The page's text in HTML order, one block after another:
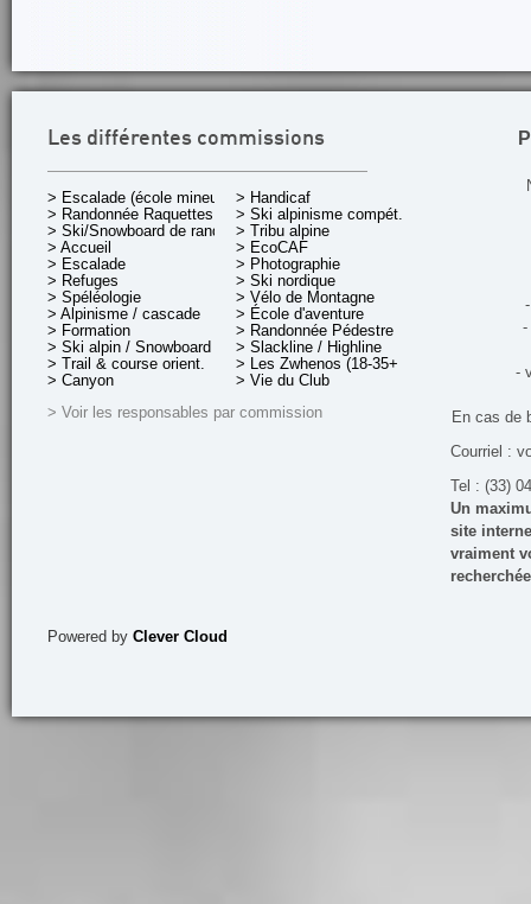
Les différentes commissions
> Escalade (école mineurs)
> Randonnée Raquettes
> Ski/Snowboard de rando.
> Accueil
> Escalade
> Refuges
> Spéléologie
> Alpinisme / cascade
> Formation
> Ski alpin / Snowboard
> Trail & course orient.
> Canyon
> Handicaf
> Ski alpinisme compét.
> Tribu alpine
> EcoCAF
> Photographie
> Ski nordique
> Vélo de Montagne
> École d'aventure
> Randonnée Pédestre
> Slackline / Highline
> Les Zwhenos (18-35+ ans)
> Vie du Club
> Voir les responsables par commission
-
-
En cas de
Courriel :
Tel : (33)
Un
site
vraiment
Powered by Clever Cloud